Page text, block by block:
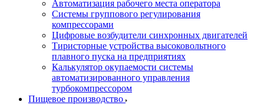
Автоматизация рабочего места оператора
Системы группового регулирования
компрессорами
Цифровые возбудители синхронных двигателей
Тиристорные устройства высоковольтного
плавного пуска на предприятиях
Калькулятор окупаемости системы
автоматизированного управления
турбокомпрессором
Пищевое производство